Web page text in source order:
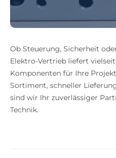
Ob Steuerung, Sicherheit
Elektro-Vertrieb liefert
Komponenten für Ihre
Sortiment, schneller
sind wir Ihr zuverlässiger
Technik.